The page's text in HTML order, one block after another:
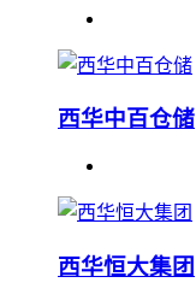
西华中百仓储
西华恒大集团